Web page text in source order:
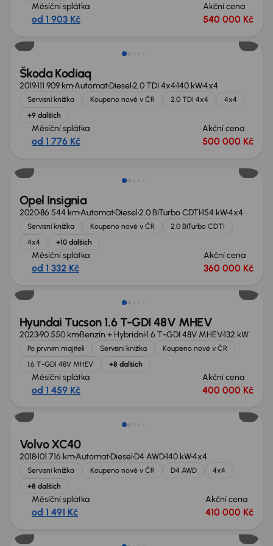
Měsíční splátka
od 1 903 Kč
Akční cena
540 000 Kč
Zlevněno o 80 000 Kč
Škoda Kodiaq
2019111 909 kmAutomatDiesel2.0 TDI 4x4140 kW4x4
Servisní knížka Koupeno nové v ČR 2.0 TDI 4x4
4x4
+9 dalších
Měsíční splátka
od 1 776 Kč
Akční cena
500 000 Kč
Opel Insignia
202086 544 kmAutomatDiesel2.0 BiTurbo CDTI154 kW4x4
Servisní knížka Koupeno nové v ČR
2.0 BiTurbo CDTI
4x4
+10 dalších
Měsíční splátka
od 1 332 Kč
Akční cena
360 000 Kč
Možnost odpočtu DPH
Hyundai Tucson 1.6 T-GDI 48V MHEV
202390 550 kmBenzín + Hybridní1.6 T-GDI 48V MHEV132 kW
Po prvním majiteli Servisní knížka
Koupeno nové v ČR
1.6 T-GDI 48V MHEV
+8 dalších
Měsíční splátka
od 1 459 Kč
Akční cena
400 000 Kč
Zlevněno o 60 000 Kč
Volvo XC40
2018101 716 kmAutomatDiesel D4 AWD140 kW4x4
Servisní knížka Koupeno nové v ČR D4 AWD
4x4
+8 dalších
Měsíční splátka
od 1 491 Kč
Akční cena
410 000 Kč
Zlevněno o 70 000 Kč